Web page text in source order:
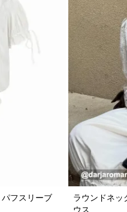
フスリーブ
ラウンドネッ
ウス